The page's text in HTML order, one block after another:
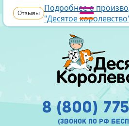
Отзывы Подробнее о
"Десятое
8 (800)
(звонок по рф